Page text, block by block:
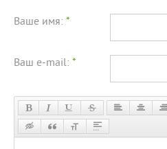
Ваше имя: *
Ваш e-mail: *